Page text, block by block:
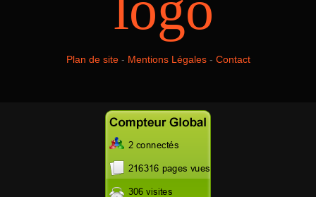
Plan de site- Mentions Légales- Contact